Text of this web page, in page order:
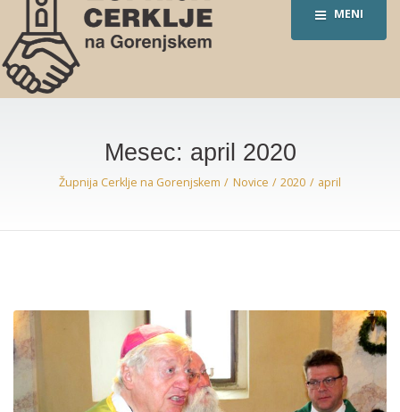
MENI
Mesec: april 2020
Župnija Cerklje na Gorenjskem Novice 2020 april